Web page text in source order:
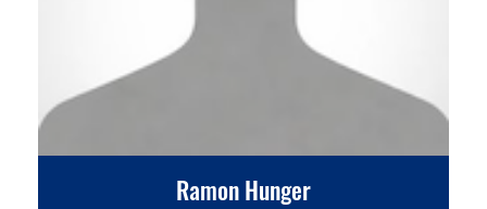
Ramon Hunger